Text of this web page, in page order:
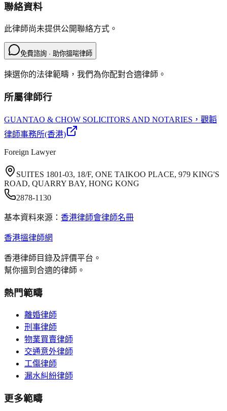
聯絡資料
此律師尚未提供公開聯絡方式。
免費諮詢 · 助你搵啱律師
揀選你的法律範疇，我們為你配對合適律師。
所屬律師行
GUANTAO & CHOW SOLICITORS AND NOTARIES ，觀韜
律師事務所(香港)
Foreign Lawyer
SUITES 1801-03, 18/F, ONE TAIKOO PLACE, 979 KING'S
ROAD, QUARRY BAY, HONG KONG
2878-1130
基本資料來源： 香港律師會律師名冊
香港搵律師網
香港律師目錄及評價平台。
幫你搵到合適的律師。
熱門範疇
離婚律師
刑事律師
物業買賣律師
交通意外律師
工傷律師
漏水糾紛律師
更多範疇